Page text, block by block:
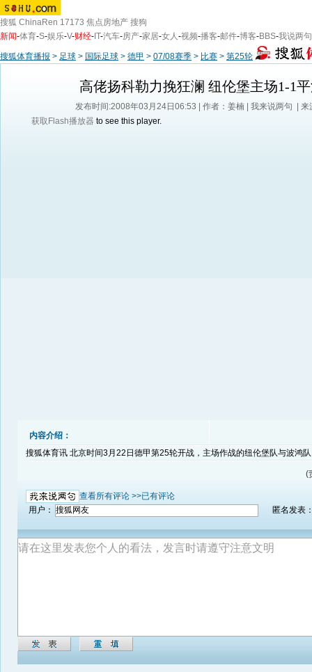
搜狐 ChinaRen 17173 焦点房地产 搜狗
新闻-体育-S-娱乐-V-财经- IT-汽车-房产-家居-女人-视频-播客-邮件-博客-BBS-我说两句
搜狐体育播报 > 足球 > 国际足球 > 德甲 > 07/08赛季 > 比赛 > 第25轮
高佬扬科勒力挽狂澜 纽伦堡主场1-1
发布时间:2008年03月24日06:53 | 作者：姜楠 | 我来说两句
|
获取Flash播放器 to see this player.
内容介绍：
搜狐体育讯 北京时间3月22日德甲第25轮开战，主场作战的纽伦堡队与波鸿
(
查看所有评论 >>已有评论
用户：
匿名发表